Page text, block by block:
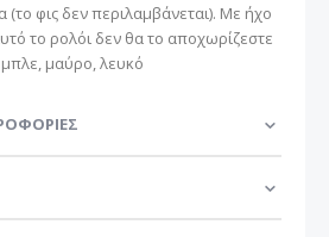
φις δεν περιλαμβάνεται). Με ήχο
το ρολόι δεν θα το αποχωρίζεστε
μπλε, μαύρο, λευκό